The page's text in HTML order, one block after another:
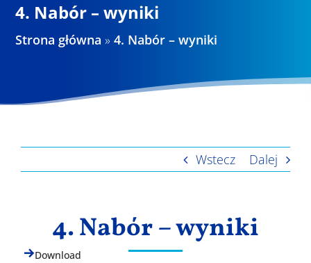
Projekty
4. Nabór – wyniki
Strona główna »4. Nabór – wyniki
Wstecz Dalej
4. Nabór – wyniki
Download